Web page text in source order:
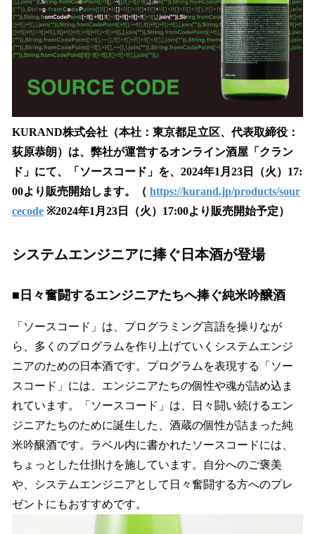
KURAND株式会社（本社：東京都足立区、代表取締役：
荻原恭朗）は、弊社が運営するオンライン酒屋「クラン
ド」にて、「ソースコード」を、2024年1月23日（火）17:
00より販売開始します。（ https://kurand.jp/products/sour
cecode ※2024年1月23日（火）17:00より販売開始予定）
システムエンジニアに捧ぐ日本酒が登場
■日々奮闘するエンジニアたちへ捧ぐ純米吟醸酒
「ソースコード」は、プログラミング言語を操りなが
ら、多くのプログラムを作り上げていくシステムエンジ
ニアのための日本酒です。プログラムを表現する「ソー
スコード」には、エンジニアたちの個性や魂が詰め込ま
れています。「ソースコード」は、日々闘い続けるエン
ジニアたちのために誕生した、酒蔵の個性が詰まった純
米吟醸酒です。ラベル内に書かれたソースコードには、
ちょっとした仕掛けを施しています。自分へのご褒美
や、システムエンジニアとして日々奮闘する方へのプレ
ゼントにもおすすめです。